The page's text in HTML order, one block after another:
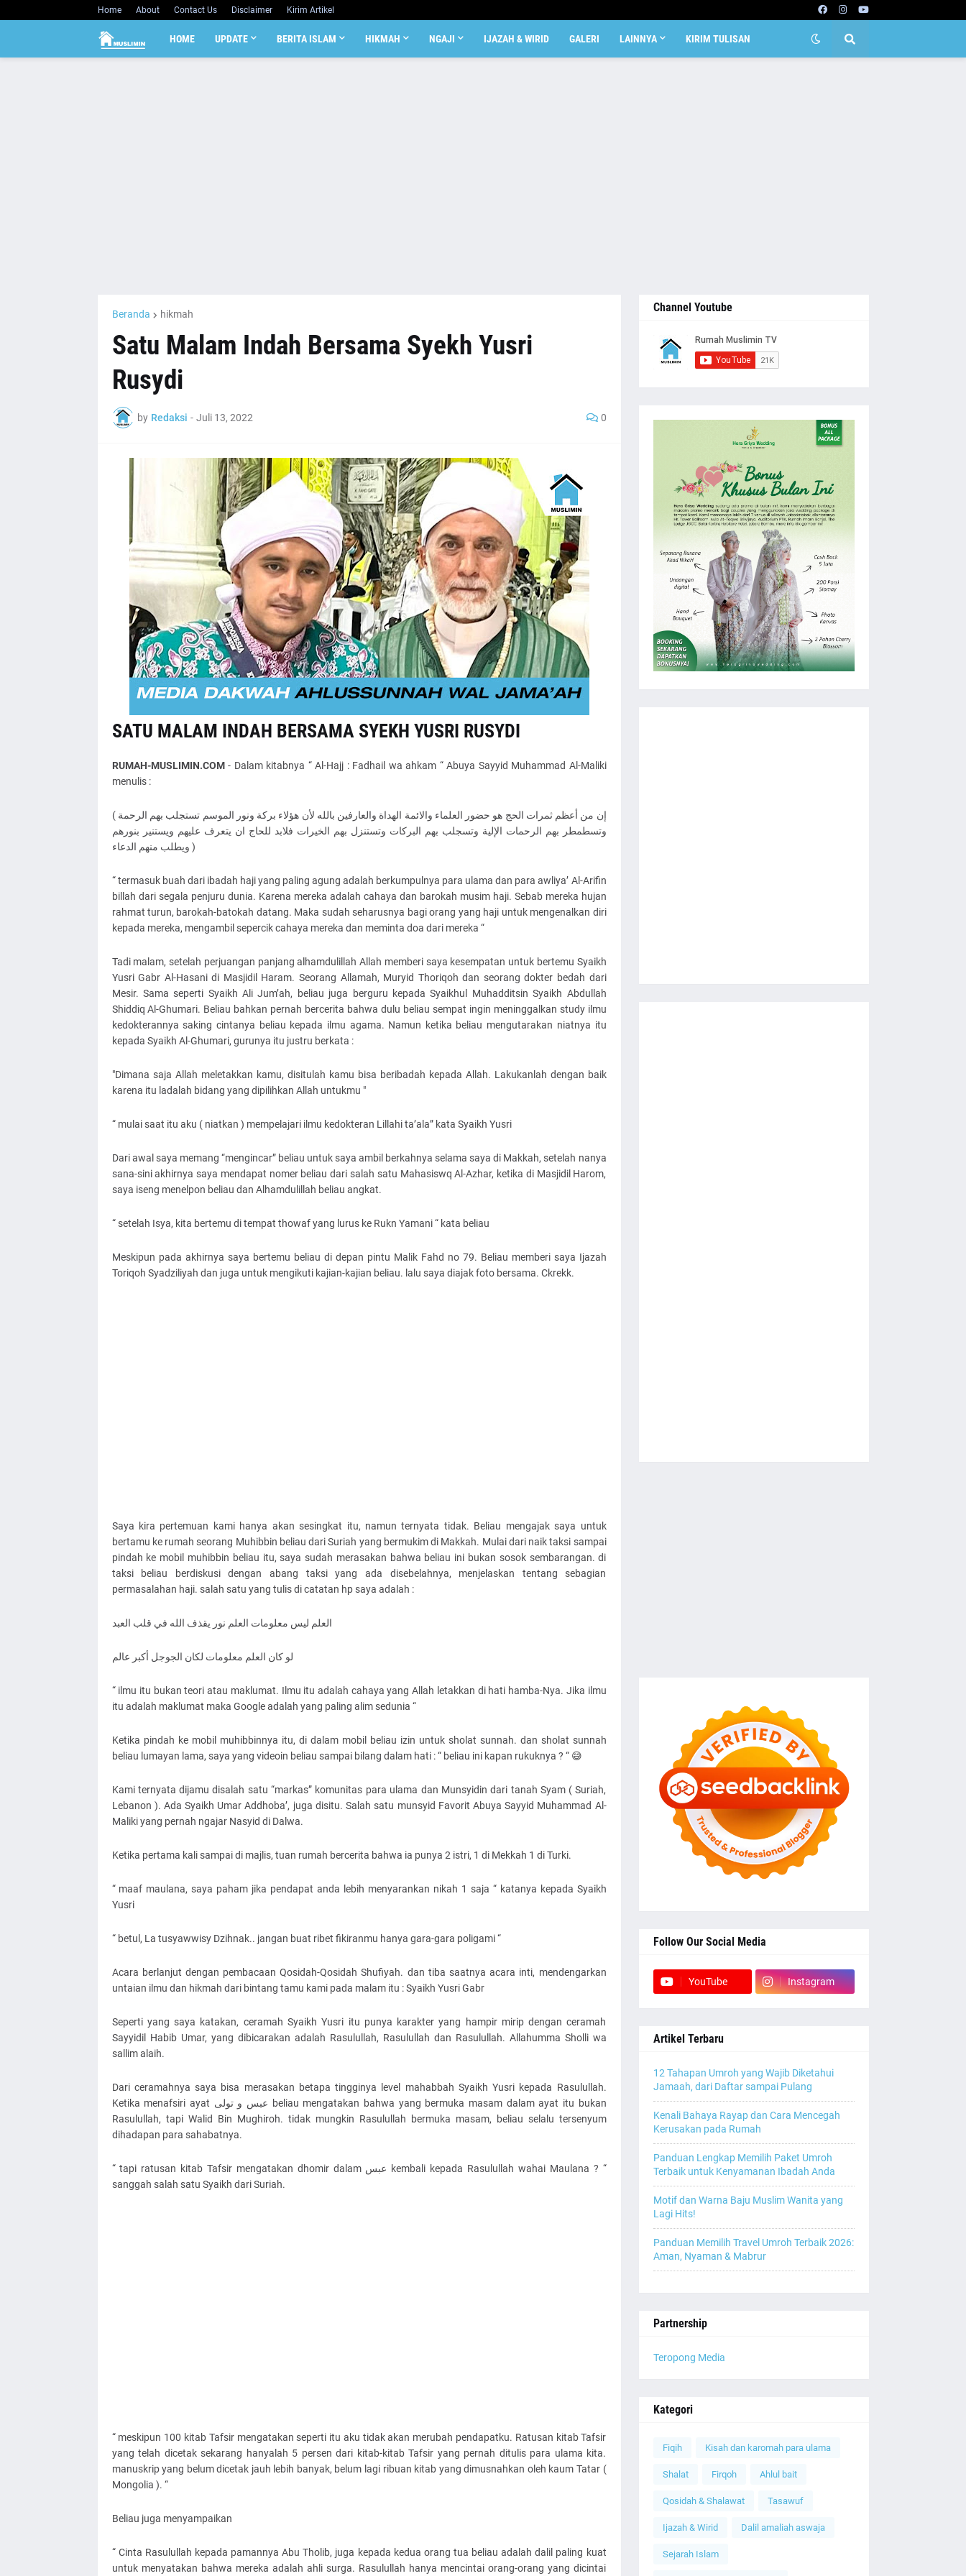
Home About Contact Us Disclaimer Kirim Artikel
HOME UPDATE BERITA ISLAM HIKMAH NGAJI IJAZAH & WIRID GALERI LAINNYA KIRIM TULISAN
Beranda hikmah
Satu Malam Indah Bersama Syekh Yusri
Rusydi
by Redaksi - Juli 13, 2022 0
SATU MALAM INDAH BERSAMA SYEKH YUSRI RUSYDI
RUMAH-MUSLIMIN.COM- Dalam kitabnya “ Al-Hajj : Fadhail wa ahkam “ Abuya Sayyid Muhammad Al-Maliki
menulis :
‎( إن من أعظم ثمرات الحج هو حضور العلماء والائمة الهداة والعارفين بالله لأن هؤلاء بركة ونور الموسم تستجلب بهم الرحمة
وتسطمطر بهم الرحمات الإلية وتسجلب بهم البركات وتستنزل بهم الخيرات فلابد للحاج ان يتعرف عليهم ويستنير بنورهم
ويطلب منهم الدعاء )
“ termasuk buah dari ibadah haji yang paling agung adalah berkumpulnya para ulama dan para awliya’ Al-Arifin
billah dari segala penjuru dunia. Karena mereka adalah cahaya dan barokah musim haji. Sebab mereka hujan
rahmat turun, barokah-batokah datang. Maka sudah seharusnya bagi orang yang haji untuk mengenalkan diri
kepada mereka, mengambil sepercik cahaya mereka dan meminta doa dari mereka “
Tadi malam, setelah perjuangan panjang alhamdulillah Allah memberi saya kesempatan untuk bertemu Syaikh
Yusri Gabr Al-Hasani di Masjidil Haram. Seorang Allamah, Muryid Thoriqoh dan seorang dokter bedah dari
Mesir. Sama seperti Syaikh Ali Jum’ah, beliau juga berguru kepada Syaikhul Muhadditsin Syaikh Abdullah
Shiddiq Al-Ghumari. Beliau bahkan pernah bercerita bahwa dulu beliau sempat ingin meninggalkan study ilmu
kedokterannya saking cintanya beliau kepada ilmu agama. Namun ketika beliau mengutarakan niatnya itu
kepada Syaikh Al-Ghumari, gurunya itu justru berkata :
"Dimana saja Allah meletakkan kamu, disitulah kamu bisa beribadah kepada Allah. Lakukanlah dengan baik
karena itu ladalah bidang yang dipilihkan Allah untukmu "
“ mulai saat itu aku ( niatkan ) mempelajari ilmu kedokteran Lillahi ta’ala” kata Syaikh Yusri
Dari awal saya memang “mengincar” beliau untuk saya ambil berkahnya selama saya di Makkah, setelah nanya
sana-sini akhirnya saya mendapat nomer beliau dari salah satu Mahasiswq Al-Azhar, ketika di Masjidil Harom,
saya iseng menelpon beliau dan Alhamdulillah beliau angkat.
“ setelah Isya, kita bertemu di tempat thowaf yang lurus ke Rukn Yamani “ kata beliau
Meskipun pada akhirnya saya bertemu beliau di depan pintu Malik Fahd no 79. Beliau memberi saya Ijazah
Toriqoh Syadziliyah dan juga untuk mengikuti kajian-kajian beliau. lalu saya diajak foto bersama. Ckrekk.
Saya kira pertemuan kami hanya akan sesingkat itu, namun ternyata tidak. Beliau mengajak saya untuk
bertamu ke rumah seorang Muhibbin beliau dari Suriah yang bermukim di Makkah. Mulai dari naik taksi sampai
pindah ke mobil muhibbin beliau itu, saya sudah merasakan bahwa beliau ini bukan sosok sembarangan. di
taksi beliau berdiskusi dengan abang taksi yang ada disebelahnya, menjelaskan tentang sebagian
permasalahan haji. salah satu yang tulis di catatan hp saya adalah :
العلم ليس معلومات العلم نور يقذف الله في قلب العبد
لو كان العلم معلومات لكان الجوجل أكبر عالم
“ ilmu itu bukan teori atau maklumat. Ilmu itu adalah cahaya yang Allah letakkan di hati hamba-Nya. Jika ilmu
itu adalah maklumat maka Google adalah yang paling alim sedunia “
Ketika pindah ke mobil muhibbinnya itu, di dalam mobil beliau izin untuk sholat sunnah. dan sholat sunnah
beliau lumayan lama, saya yang videoin beliau sampai bilang dalam hati : “ beliau ini kapan rukuknya ? “ 😅
Kami ternyata dijamu disalah satu “markas” komunitas para ulama dan Munsyidin dari tanah Syam ( Suriah,
Lebanon ). Ada Syaikh Umar Addhoba’, juga disitu. Salah satu munsyid Favorit Abuya Sayyid Muhammad Al-
Maliki yang pernah ngajar Nasyid di Dalwa.
Ketika pertama kali sampai di majlis, tuan rumah bercerita bahwa ia punya 2 istri, 1 di Mekkah 1 di Turki.
“ maaf maulana, saya paham jika pendapat anda lebih menyarankan nikah 1 saja “ katanya kepada Syaikh
Yusri
“ betul, La tusyawwisy Dzihnak.. jangan buat ribet fikiranmu hanya gara-gara poligami “
Acara berlanjut dengan pembacaan Qosidah-Qosidah Shufiyah. dan tiba saatnya acara inti, mendengarkan
untaian ilmu dan hikmah dari bintang tamu kami pada malam itu : Syaikh Yusri Gabr
Seperti yang saya katakan, ceramah Syaikh Yusri itu punya karakter yang hampir mirip dengan ceramah
Sayyidil Habib Umar, yang dibicarakan adalah Rasulullah, Rasulullah dan Rasulullah. Allahumma Sholli wa
sallim alaih.
Dari ceramahnya saya bisa merasakan betapa tingginya level mahabbah Syaikh Yusri kepada Rasulullah.
Ketika menafsiri ayat عبس و تولى beliau mengatakan bahwa yang bermuka masam dalam ayat itu bukan
Rasulullah, tapi Walid Bin Mughiroh. tidak mungkin Rasulullah bermuka masam, beliau selalu tersenyum
dihadapan para sahabatnya.
“ tapi ratusan kitab Tafsir mengatakan dhomir dalam عبس kembali kepada Rasulullah wahai Maulana ? “
sanggah salah satu Syaikh dari Suriah.
“ meskipun 100 kitab Tafsir mengatakan seperti itu aku tidak akan merubah pendapatku. Ratusan kitab Tafsir
yang telah dicetak sekarang hanyalah 5 persen dari kitab-kitab Tafsir yang pernah ditulis para ulama kita.
manuskrip yang belum dicetak jauh lebih banyak, belum lagi ribuan kitab yang dimusnahkan oleh kaum Tatar (
Mongolia ). “
Beliau juga menyampaikan
“ Cinta Rasulullah kepada pamannya Abu Tholib, juga kepada kedua orang tua beliau adalah dalil paling kuat
untuk menyatakan bahwa mereka adalah ahli surga. Rasulullah hanya mencintai orang-orang yang dicintai
Channel Youtube
Follow Our Social Media
YouTube Instagram
Artikel Terbaru
12 Tahapan Umroh yang Wajib Diketahui
Jamaah, dari Daftar sampai Pulang
Kenali Bahaya Rayap dan Cara Mencegah
Kerusakan pada Rumah
Panduan Lengkap Memilih Paket Umroh
Terbaik untuk Kenyamanan Ibadah Anda
Motif dan Warna Baju Muslim Wanita yang
Lagi Hits!
Panduan Memilih Travel Umroh Terbaik 2026:
Aman, Nyaman & Mabrur
Partnership
Teropong Media
Kategori
Fiqih Kisah dan karomah para ulama
Shalat Firqoh Ahlul bait
Qosidah & Shalawat Tasawuf
Ijazah & Wirid Dalil amaliah aswaja
Sejarah Islam